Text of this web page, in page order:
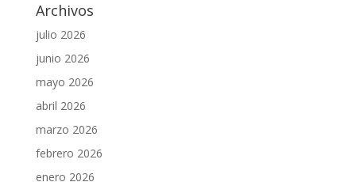
Archivos
julio 2026
junio 2026
mayo 2026
abril 2026
marzo 2026
febrero 2026
enero 2026